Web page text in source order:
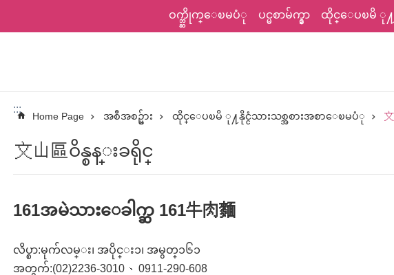
ဝက္ဘ္ဆိုက္ေၿမပံု ပင္မစာမ်က္နွာ ထိုင္ေပၿမိ ု႔အ
:::
Home Page အစီအစဥ္မ်ား ထိုင္ေပၿမိ ု႔နိုင္ငံသားသစ္အစားအစာေၿမပံု
文山區ဝိန္စန္းခရိုင္
161အမဲသားေခါက္ဆ 161牛肉麵
လိပ္စာ:မုက်လမ္း၊ အပိုင္း၁၊ အမွတ္၁၆၁
အတွက်:(02)2236-3010 、0911-290-608